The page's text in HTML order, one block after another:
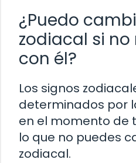
¿Puedo
zodiacal si
con él?
Los signos
determinados por
en el momento de
lo que no puedes
zodiacal.